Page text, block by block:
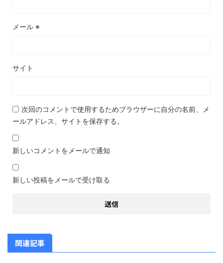
メール ※
サイト
次回のコメントで使用するためブラウザーに自分の名前、メ
ールアドレス、サイトを保存する。
新しいコメントをメールで通知
新しい投稿をメールで受け取る
関連記事